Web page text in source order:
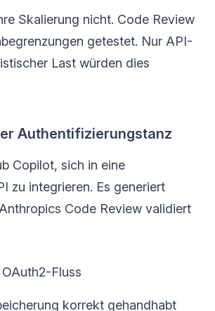
Skalierung nicht. Code Review
getestet. Nur API-
Last würden dies
Authentifizierungstanz
Copilot, sich in eine
zu integrieren. Es generiert
Code Review validiert
Fluss
korrekt gehandhabt